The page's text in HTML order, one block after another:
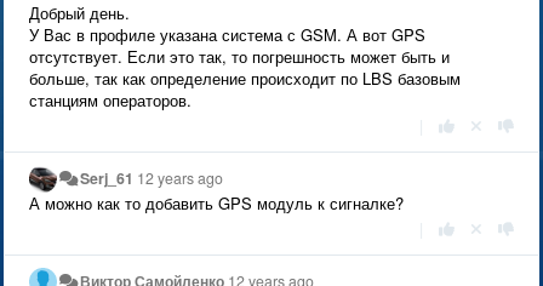
Добрый день.
У Вас в профиле указана система с GSM. А вот GPS
отсутствует. Если это так, то погрешность может быть и
больше, так как определение происходит по LBS базовым
станциям операторов.
Serj_61 12 years ago
А можно как то добавить GPS модуль к сигналке?
Виктор Самойленко 12 years ago